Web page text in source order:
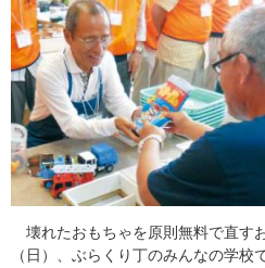
壊れたおもちゃを原則無料で直す
（日）、ぶらくり丁のみんなの学